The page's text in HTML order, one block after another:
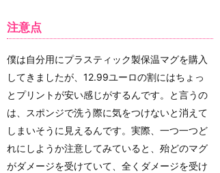
注意点
僕は自分用にプラスティック製保温マグを購入
してきましたが、12.99ユーロの割にはちょっ
とプリントが安い感じがするんです。と言うの
は、スポンジで洗う際に気をつけないと消えて
しまいそうに見えるんです。実際、一つ一つど
れにしようか注意してみていると、殆どのマグ
がダメージを受けていて、全くダメージを受け